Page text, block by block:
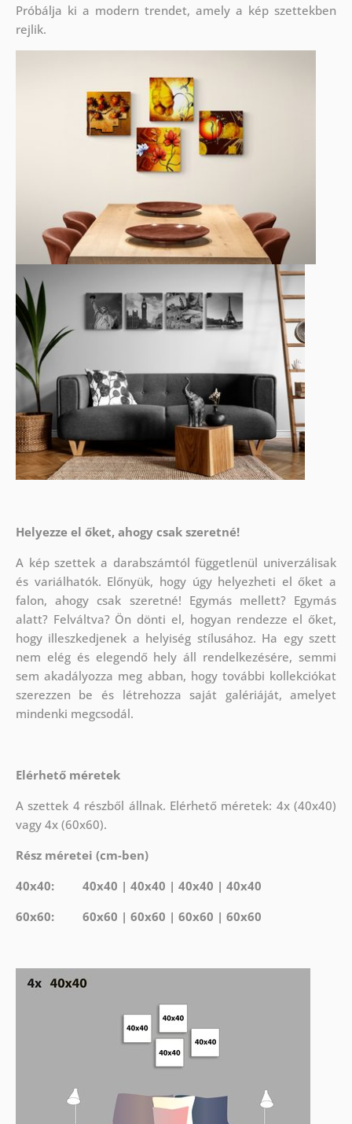
Próbálja ki a modern trendet, amely a kép szettekben
rejlik.
Helyezze el őket, ahogy csak szeretné!
A kép szettek a darabszámtól függetlenül univerzálisak
és variálhatók. Előnyük, hogy úgy helyezheti el őket a
falon, ahogy csak szeretné! Egymás mellett? Egymás
alatt? Felváltva? Ön dönti el, hogyan rendezze el őket,
hogy illeszkedjenek a helyiség stílusához. Ha egy szett
nem elég és elegendő hely áll rendelkezésére, semmi
sem akadályozza meg abban, hogy további kollekciókat
szerezzen be és létrehozza saját galériáját, amelyet
mindenki megcsodál.
Elérhető méretek
A szettek 4 részből állnak. Elérhető méretek: 4x (40x40)
vagy 4x (60x60).
Rész méretei (cm-ben)
40x40: 40x40 | 40x40 | 40x40 | 40x40
60x60: 60x60 | 60x60 | 60x60 | 60x60